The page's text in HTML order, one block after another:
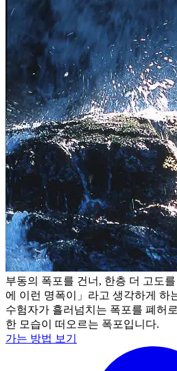
부동의 폭포를 건너, 한층 더 고도
에 이런 명폭이」라고 생각하게 하
수험자가 흘러넘치는 폭포를 폐허
한 모습이 떠오르는 폭포입니다.
가는 방법 보기